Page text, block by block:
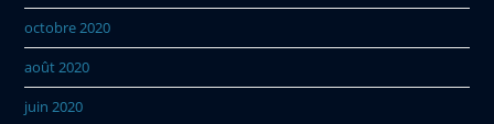
octobre 2020
août 2020
juin 2020